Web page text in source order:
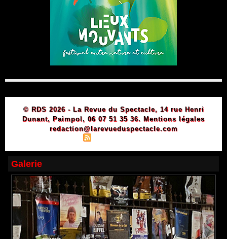
© RDS 2026 - La Revue du Spectacle, 14 rue Henri
Dunant, Paimpol, 06 07 51 35 36. Mentions légales
redaction@larevueduspectacle.com
Galerie